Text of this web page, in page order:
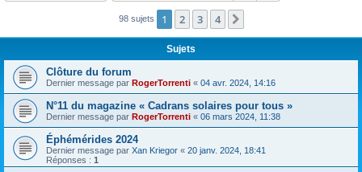
e
98 sujets 1 2 3 4
Sujets
Clôture du forum
Dernier message par RogerTorrenti « 04 avr. 2024, 14:16
N°11 du magazine « Cadrans solaires pour tous »
Dernier message par RogerTorrenti « 06 mars 2024, 11:38
Éphémérides 2024
Dernier message par Xan Kriegor « 20 janv. 2024, 18:41
Réponses : 1